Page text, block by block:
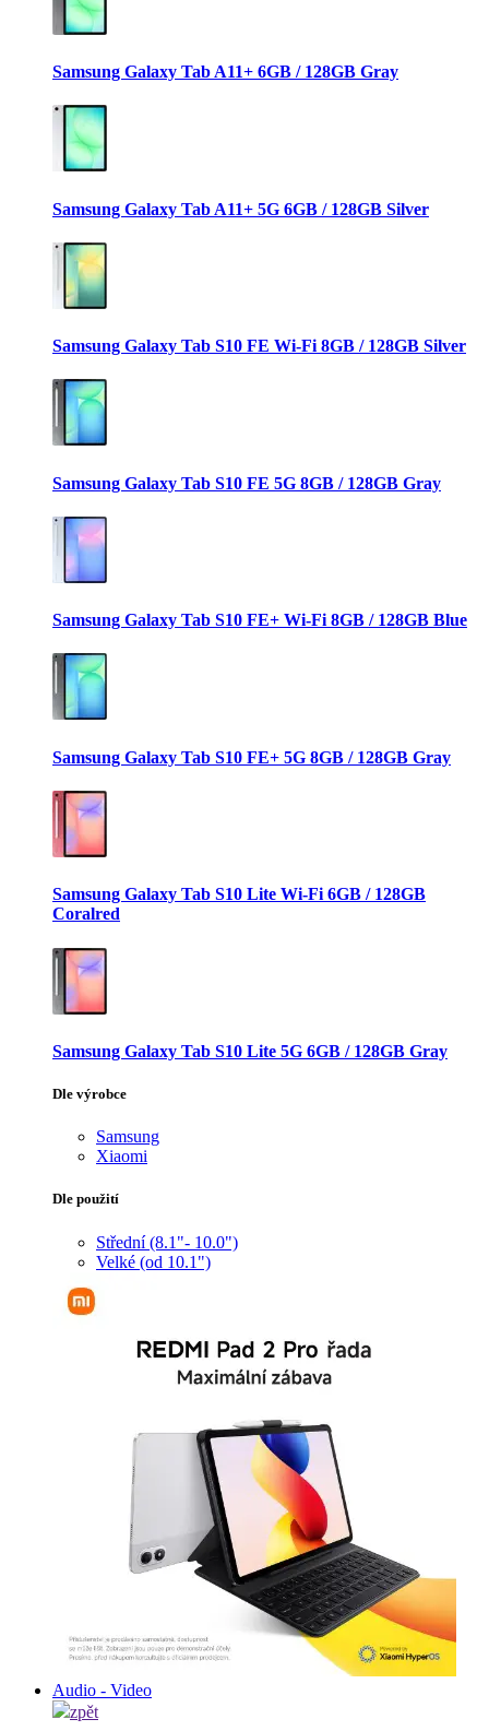
Samsung Galaxy Tab A11+ 6GB / 128GB Gray
Samsung Galaxy Tab A11+ 5G 6GB / 128GB Silver
Samsung Galaxy Tab S10 FE Wi-Fi 8GB / 128GB Silver
Samsung Galaxy Tab S10 FE 5G 8GB / 128GB Gray
Samsung Galaxy Tab S10 FE+ Wi-Fi 8GB / 128GB Blue
Samsung Galaxy Tab S10 FE+ 5G 8GB / 128GB Gray
Samsung Galaxy Tab S10 Lite Wi-Fi 6GB / 128GB
Coralred
Samsung Galaxy Tab S10 Lite 5G 6GB / 128GB Gray
Dle výrobce
Samsung
Xiaomi
Dle použití
Střední (8.1"- 10.0")
Velké (od 10.1")
Audio - Video
zpět